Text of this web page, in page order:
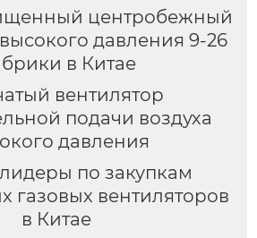
центробежный
давления 9-26
в Китае
вентилятор
подачи воздуха
давления
по закупкам
газовых вентиляторов
в Китае